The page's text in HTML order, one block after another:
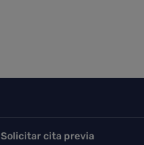
Solicitar cita previa